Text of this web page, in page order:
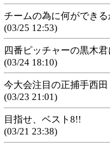
チームの為に何ができる
(03/25 12:53)
四番ピッチャーの黒木君
(03/24 18:10)
今大会注目の正捕手西田
(03/23 21:01)
目指せ、ベスト8!!
(03/21 23:38)